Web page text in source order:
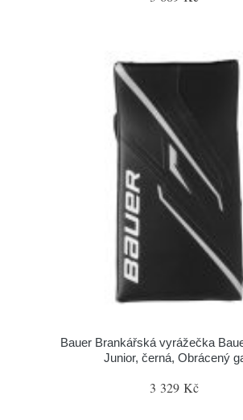
Bauer Brankářská vyrážečka
Junior, černá, Obrácený
3 329 Kč